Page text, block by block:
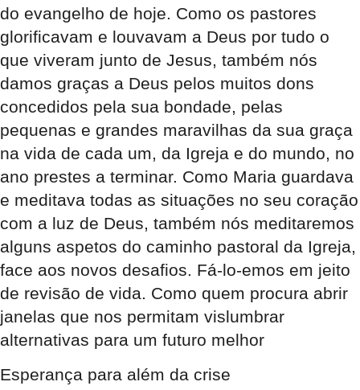
do evangelho de hoje. Como os pastores
glorificavam e louvavam a Deus por tudo o
que viveram junto de Jesus, também nós
damos graças a Deus pelos muitos dons
concedidos pela sua bondade, pelas
pequenas e grandes maravilhas da sua graça
na vida de cada um, da Igreja e do mundo, no
ano prestes a terminar. Como Maria guardava
e meditava todas as situações no seu coração
com a luz de Deus, também nós meditaremos
alguns aspetos do caminho pastoral da Igreja,
face aos novos desafios. Fá-lo-emos em jeito
de revisão de vida. Como quem procura abrir
janelas que nos permitam vislumbrar
alternativas para um futuro melhor
Esperança para além da crise